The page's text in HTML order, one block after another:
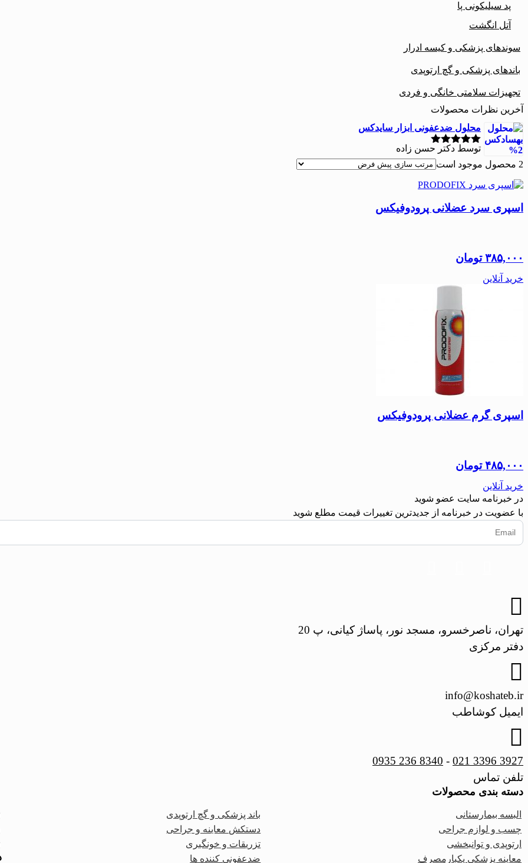
پد سیلیکونی پا
آتل انگشت
سوندهای پزشکی و کیسه ادرار
باندهای پزشکی و گچ ارتوپدی
تجهیزات سلامتی خانگی و فردی
آخرین نظرات محصولات
محلول ضدعفونی ابزار سایدکس
نمره5از 5
توسط دکتر حسن زاده
2 محصول موجود است
اسپری سرد عضلانی پرودوفیکس
۳۸۵,۰۰۰ تومان
خرید آنلاین
اسپری گرم عضلانی پرودوفیکس
۴۸۵,۰۰۰ تومان
خرید آنلاین
در خبرنامه سایت عضو شوید
با عضویت در خبرنامه از جدیدترین تغییرات قیمت مطلع شوید
تهران، ناصرخسرو، مسجد نور، پاساژ کیانی، پ 20
دفتر مرکزی
info@koshateb.ir
ایمیل کوشاطب
021 3396 3927
-
0935 236 8340
تلفن تماس
دسته بندی محصولات
البسه بیمارستانی باند پزشکی و گچ ارتوپدی
چسب و لوازم جراحی
دستکش معاینه و جراحی
ارتوپدی و توانبخشی
تزریقات و خونگیری
معاینه پزشکی یکبارمصرف
ضدعفونی کننده ها